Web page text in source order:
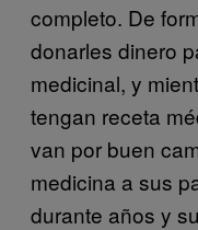
completo. De
donarles dinero
medicinal, y
tengan receta
van por buen
medicina a sus
durante años y